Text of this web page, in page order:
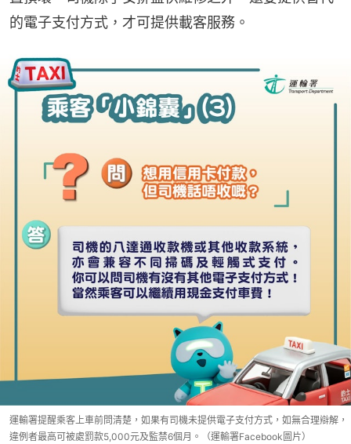
的電子支付方式，才可提供載客服務。
運輸署提醒乘客上車前問清楚，如果有司機未提供電子支付方式，如無合理辯解，
違例者最高可被處罰款5,000元及監禁6個月。（運輸署Facebook圖片）